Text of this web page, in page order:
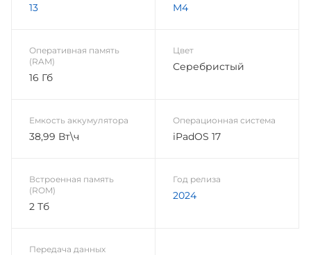
13 M4
Оперативная память
(RAM)
16 Гб
Цвет
Серебристый
Емкость аккумулятора
38,99 Вт\ч
Операционная система
iPadOS 17
Встроенная память
(ROM)
2 Тб
Год релиза
2024
Передача данных